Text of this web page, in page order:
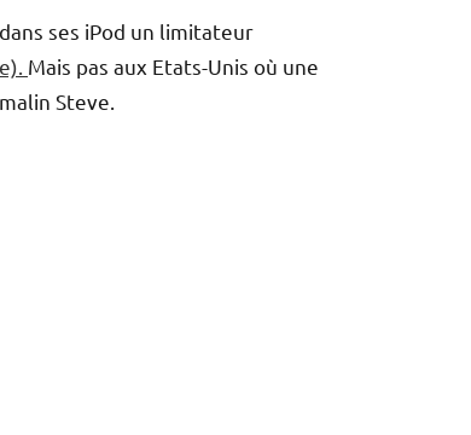
ses iPod un limitateur
Mais pas aux Etats-Unis où une
Steve.